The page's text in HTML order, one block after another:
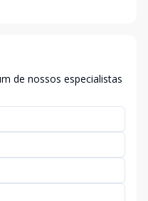
de nossos especialistas